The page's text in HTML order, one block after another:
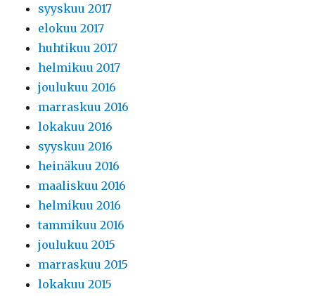
syyskuu 2017
elokuu 2017
huhtikuu 2017
helmikuu 2017
joulukuu 2016
marraskuu 2016
lokakuu 2016
syyskuu 2016
heinäkuu 2016
maaliskuu 2016
helmikuu 2016
tammikuu 2016
joulukuu 2015
marraskuu 2015
lokakuu 2015